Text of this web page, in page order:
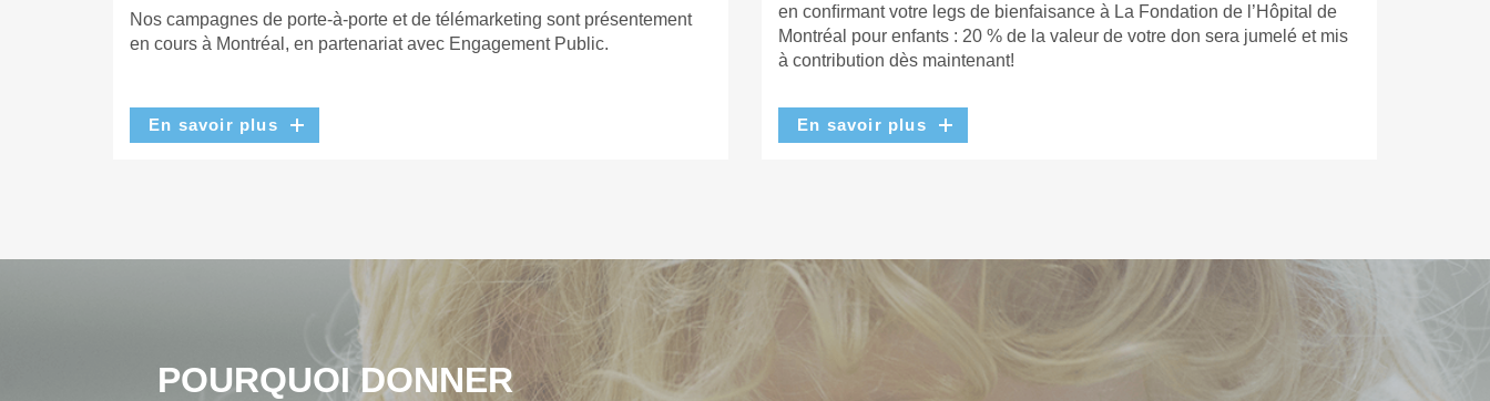
Nos campagnes de porte-à-porte et de télémarketing sont présentement
en cours à Montréal, en partenariat avec Engagement Public.
En savoir plus
en conﬁrmant votre legs de bienfaisance à La Fondation de l’Hôpital de
Montréal pour enfants : 20 % de la valeur de votre don sera jumelé et mis
à contribution dès maintenant!
En savoir plus
POURQUOI DONNER